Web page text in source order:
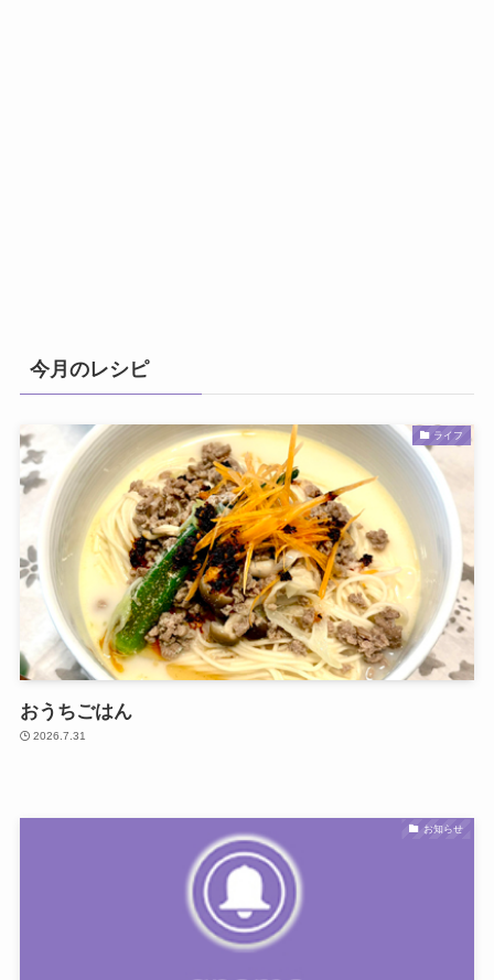
今月のレシピ
ライフ
おうちごはん
2026.7.31
お知らせ